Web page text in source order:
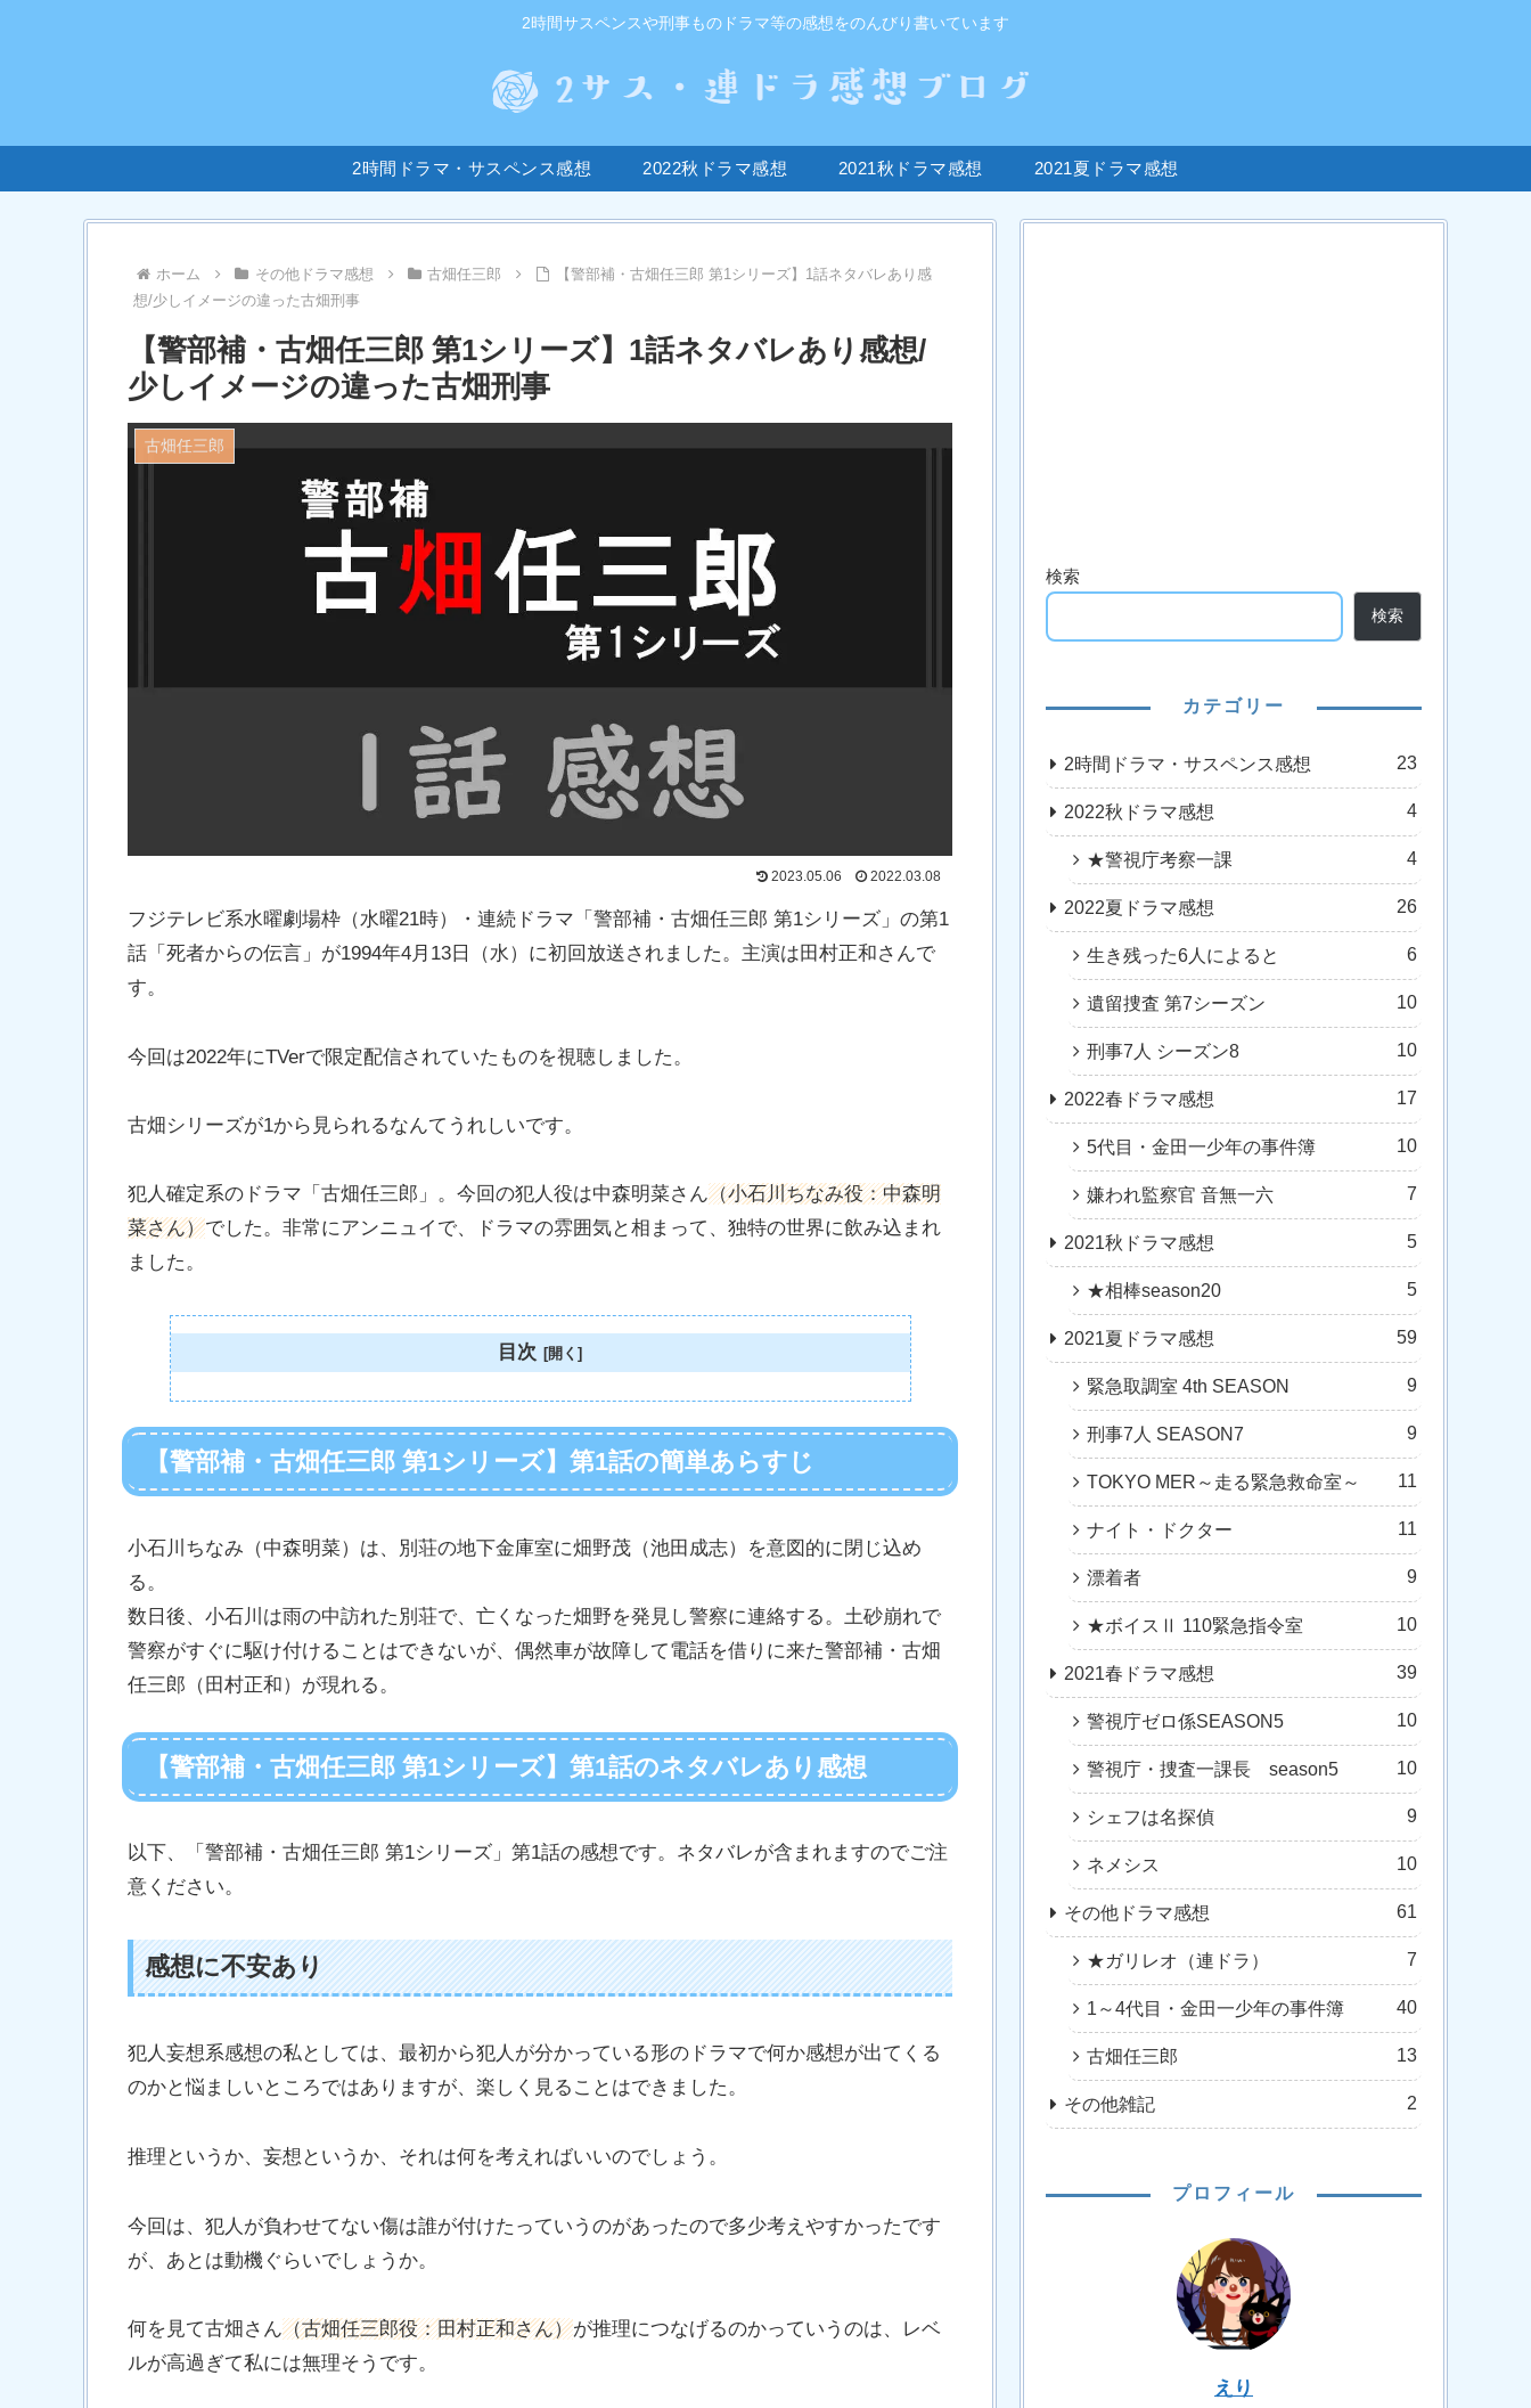
2時間サスペンスや刑事ものドラマ等の感想をのんびり書いています
2時間ドラマ・サスペンス感想 2022秋ドラマ感想 2021秋ドラマ感想 2021夏ドラマ感想
ホーム その他ドラマ感想 古畑任三郎
【警部補・古畑任三郎 第1シリーズ】1話ネタバレあり感
想/少しイメージの違った古畑刑事
【警部補・古畑任三郎 第1シリーズ】1話ネタバレあり感想/
少しイメージの違った古畑刑事
古畑任三郎
2023.05.06 2022.03.08
フジテレビ系水曜劇場枠（水曜21時）・連続ドラマ「警部補・古畑任三郎 第1シリーズ」の第1
話「死者からの伝言」が1994年4月13日（水）に初回放送されました。主演は田村正和さんで
す。
今回は2022年にTVerで限定配信されていたものを視聴しました。
古畑シリーズが1から見られるなんてうれしいです。
犯人確定系のドラマ「古畑任三郎」。今回の犯人役は中森明菜さん（小石川ちなみ役：中森明
菜さん）でした。非常にアンニュイで、ドラマの雰囲気と相まって、独特の世界に飲み込まれ
ました。
目次
【警部補・古畑任三郎 第1シリーズ】第1話の簡単あらすじ
小石川ちなみ（中森明菜）は、別荘の地下金庫室に畑野茂（池田成志）を意図的に閉じ込め
る。
数日後、小石川は雨の中訪れた別荘で、亡くなった畑野を発見し警察に連絡する。土砂崩れで
警察がすぐに駆け付けることはできないが、偶然車が故障して電話を借りに来た警部補・古畑
任三郎（田村正和）が現れる。
【警部補・古畑任三郎 第1シリーズ】第1話のネタバレあり感想
以下、「警部補・古畑任三郎 第1シリーズ」第1話の感想です。ネタバレが含まれますのでご注
意ください。
感想に不安あり
犯人妄想系感想の私としては、最初から犯人が分かっている形のドラマで何か感想が出てくる
のかと悩ましいところではありますが、楽しく見ることはできました。
推理というか、妄想というか、それは何を考えればいいのでしょう。
今回は、犯人が負わせてない傷は誰が付けたっていうのがあったので多少考えやすかったです
が、あとは動機ぐらいでしょうか。
何を見て古畑さん（古畑任三郎役：田村正和さん）が推理につなげるのかっていうのは、レベ
ルが高過ぎて私には無理そうです。
検索
検索
カテゴリー
2時間ドラマ・サスペンス感想 23
2022秋ドラマ感想 4
★警視庁考察一課 4
2022夏ドラマ感想 26
生き残った6人によると 6
遺留捜査 第7シーズン 10
刑事7人 シーズン8 10
2022春ドラマ感想 17
5代目・金田一少年の事件簿 10
嫌われ監察官 音無一六 7
2021秋ドラマ感想 5
★相棒season20 5
2021夏ドラマ感想 59
緊急取調室 4th SEASON 9
刑事7人 SEASON7 9
TOKYO MER～走る緊急救命室～ 11
ナイト・ドクター 11
漂着者 9
★ボイスⅡ 110緊急指令室 10
2021春ドラマ感想 39
警視庁ゼロ係SEASON5 10
警視庁・捜査一課長 season5 10
シェフは名探偵 9
ネメシス 10
その他ドラマ感想 61
★ガリレオ（連ドラ） 7
1～4代目・金田一少年の事件簿 40
古畑任三郎 13
その他雑記 2
プロフィール
えり